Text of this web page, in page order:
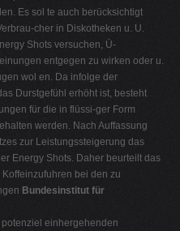
Es sol te auch berücksichtigt
cher in Diskotheken u. U.
Shots versuchen, Ü-
entgegen zu wirken oder u.
wol en. Da infolge der
Durstgefühl erhöht ist, besteht
für die in flüssi-ger Form
werden. Nach Auffassung
zur Leistungssteigerung das
Energy Shots. Daher beurteilt das
bei den zu
Bundesinstitut für
einhergehenden